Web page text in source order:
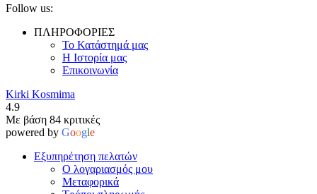
Follow us:
ΠΛΗΡΟΦΟΡΙΕΣ
Το Κατάστημά μας
Η Ιστορία μας
Επικοινωνία
Kirki Kosmima
4.9
Με βάση 84 κριτικές
powered by Google
Εξυπηρέτηση πελατών
Ο λογαριασμός μου
Μεταφορικά